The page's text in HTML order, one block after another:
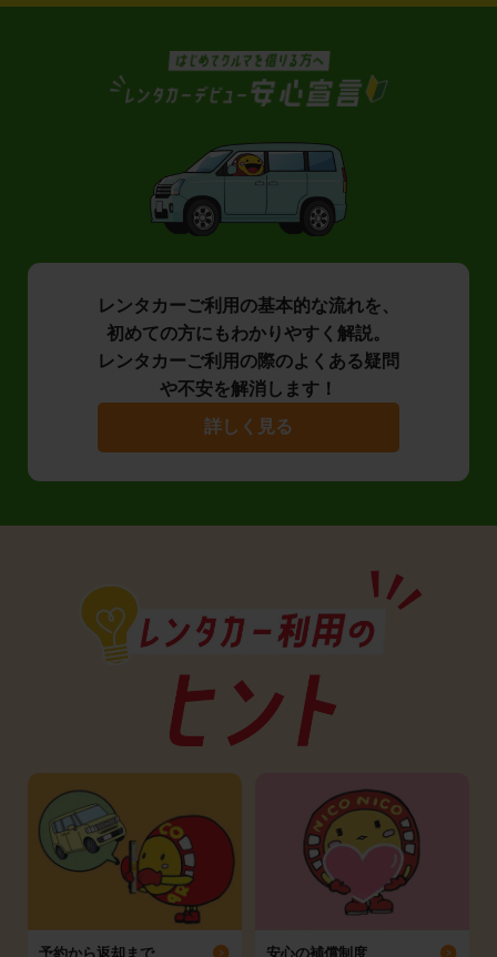
レンタカーご利用の基本的な流れを、
初めての方にもわかりやすく解説。
レンタカーご利用の際のよくある疑問
や不安を解消します！
詳しく見る
予約から返却まで 安心の補償制度